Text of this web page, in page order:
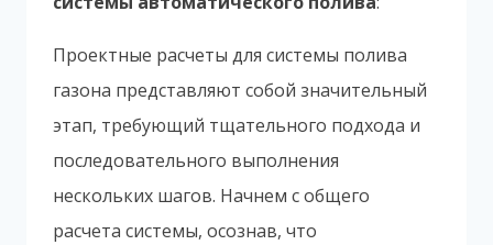
Проектные расчеты для системы полива
газона представляют собой значительный
этап, требующий тщательного подхода и
последовательного выполнения
нескольких шагов. Начнем с общего
расчета системы, осознав, что